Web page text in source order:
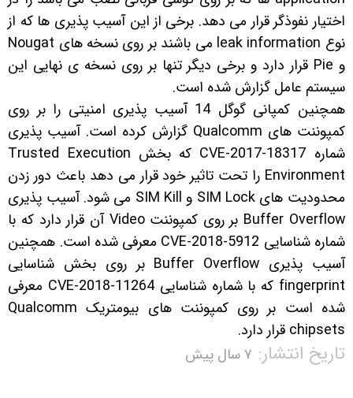
اختیار نفوذگر قرار می دهد. برخی از این آسیب پذیری ها که از
نوع leak information می باشند بر روی نسخه های Nougat
و Pie قرار دارد و برخی دیگر تنها بر روی نسخه ی نهایی این
سیستم عامل گزارش شده است.
همچنین کمپانی گوگل 14 آسیب پذیری امنیتی را بر روی
کمپوننت های Qualcomm گزارش کرده است. آسیب پذیری
شماره CVE-2017-18317 که بخش Trusted Execution
Environment را تحت تاثیر خود قرار می دهد باعث دور زدن
محدودیت های SIM Lock و SIM Kill می شود. آسیب پذیری
Buffer Overflow بر روی کمپوننت Video آن قرار دارد که با
شماره شناسایی CVE-2018-5912 معرفی شده است. همچنین
آسیب پذیری Buffer Overflow بر روی بخش شناسایی
fingerprint که با شماره شناسایی CVE-2018-11264 معرفی
شده است بر روی کمپوننت های بیومتریک Qualcomm
chipsets قرار دارد.
تاریخ انتشار: ۷ سال پیش